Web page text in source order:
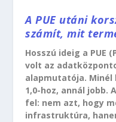
A PUE utáni
számít, mit
Hosszú ideig a PUE
volt az
alapmutatója. Minél
1,0-hoz, annál jobb.
fel: nem azt, hogy
infrastruktúra,